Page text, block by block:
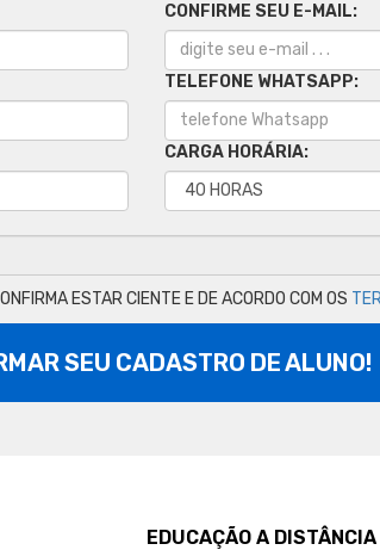
CONFIRME SEU E-MAIL:
TELEFONE WHATSAPP:
CARGA HORÁRIA:
ESTAR CIENTE E DE ACORDO COM OS
SEU CADASTRO DE ALUNO!
EDUCAÇÃO A DISTÂNCIA